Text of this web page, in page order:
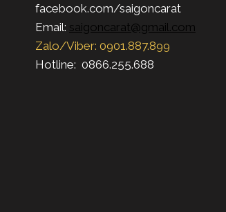
facebook.com/saigoncarat
Email: saigoncarat@gmail.com
Zalo/Viber: 0901.887.899
Hotline: 0866.255.688